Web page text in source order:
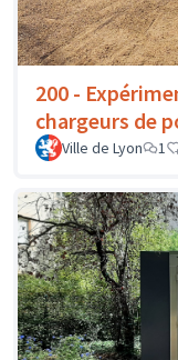
200 -
chargeurs de
Ville de Lyon 1